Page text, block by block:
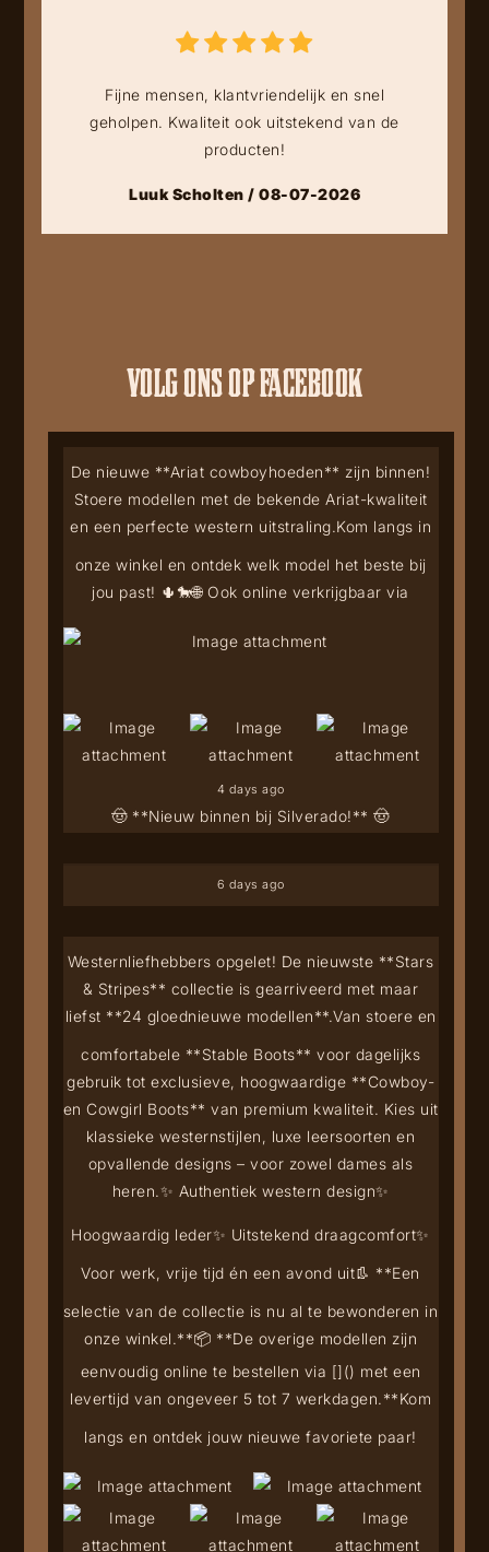
Fijne mensen, klantvriendelijk en snel
geholpen. Kwaliteit ook uitstekend van de
producten!
Luuk Scholten / 08-07-2026
VOLG ONS OP FACEBOOK
🤠 **Nieuw binnen bij Silverado!** 🤠
De nieuwe **Ariat cowboyhoeden** zijn binnen!
Stoere modellen met de bekende Ariat-kwaliteit
en een perfecte western uitstraling.Kom langs in
onze winkel en ontdek welk model het beste bij
jou past! 🌵🐎🌐 Ook online verkrijgbaar via
4 days ago
6 days ago
Westernliefhebbers opgelet! De nieuwste **Stars
& Stripes** collectie is gearriveerd met maar
liefst **24 gloednieuwe modellen**.Van stoere en
comfortabele **Stable Boots** voor dagelijks
gebruik tot exclusieve, hoogwaardige **Cowboy-
en Cowgirl Boots** van premium kwaliteit. Kies uit
klassieke westernstijlen, luxe leersoorten en
opvallende designs – voor zowel dames als
heren.✨ Authentiek western design✨
Hoogwaardig leder✨ Uitstekend draagcomfort✨
Voor werk, vrije tijd én een avond uit👢 **Een
selectie van de collectie is nu al te bewonderen in
onze winkel.**📦 **De overige modellen zijn
eenvoudig online te bestellen via []() met een
levertijd van ongeveer 5 tot 7 werkdagen.**Kom
langs en ontdek jouw nieuwe favoriete paar!